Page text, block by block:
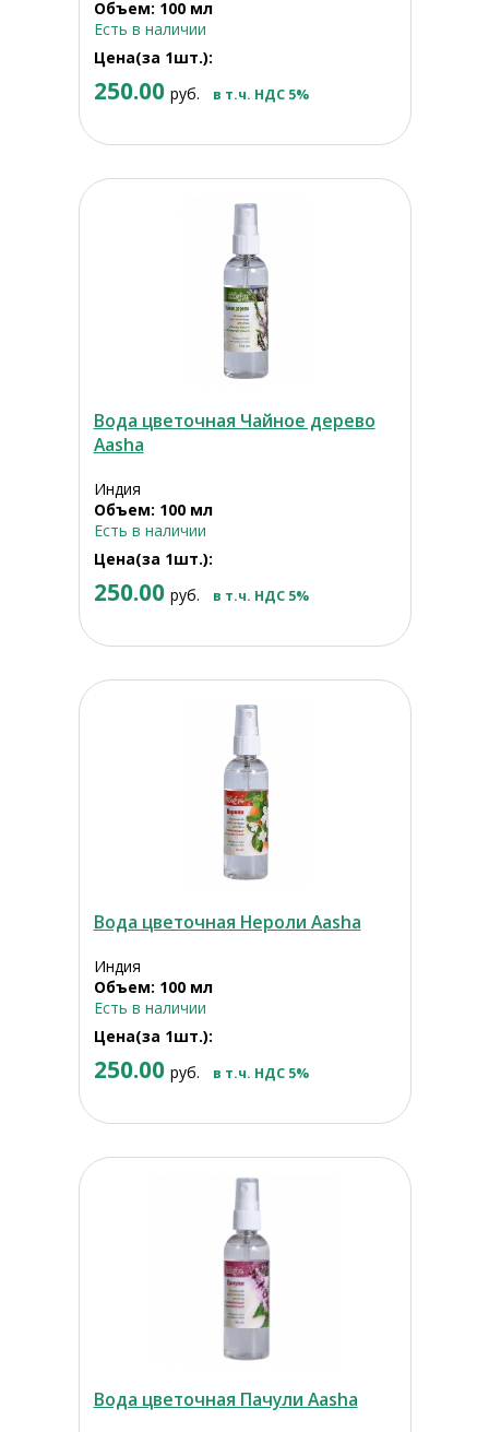
Объем: 100 мл
Есть в наличии
Цена(за 1шт.):
250.00 руб. в т.ч. НДС 5%
Вода цветочная Чайное дерево
Aasha
Индия
Объем: 100 мл
Есть в наличии
Цена(за 1шт.):
250.00 руб. в т.ч. НДС 5%
Вода цветочная Нероли Aasha
Индия
Объем: 100 мл
Есть в наличии
Цена(за 1шт.):
250.00 руб. в т.ч. НДС 5%
Вода цветочная Пачули Aasha